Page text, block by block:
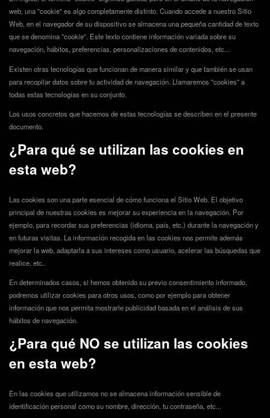
web, una "cookie" es algo completamente distinto. Cuando accede a nuestro Sitio
Web, en el navegador de su dispositivo se almacena una pequeña cantidad de texto
que se denomina "cookie". Este texto contiene información variada sobre su
navegación, hábitos, preferencias, personalizaciones de contenidos, etc...
Existen otras tecnologías que funcionan de manera similar y que también se usan
para recopilar datos sobre tu actividad de navegación. Llamaremos "cookies" a
todas estas tecnologías en su conjunto.
Los usos concretos que hacemos de estas tecnologías se describen en el presente
documento.
¿Para qué se utilizan las cookies en
esta web?
Las cookies son una parte esencial de cómo funciona el Sitio Web. El objetivo
principal de nuestras cookies es mejorar su experiencia en la navegación. Por
ejemplo, para recordar sus preferencias (idioma, país, etc.) durante la navegación y
en futuras visitas. La información recogida en las cookies nos permite además
mejorar la web, adaptarla a sus intereses como usuario, acelerar las búsquedas que
realice, etc..
En determinados casos, si hemos obtenido su previo consentimiento informado,
podremos utilizar cookies para otros usos, como por ejemplo para obtener
información que nos permita mostrarle publicidad basada en el análisis de sus
hábitos de navegación.
¿Para qué NO se utilizan las cookies
en esta web?
En las cookies que utilizamos no se almacena información sensible de
identificación personal como su nombre, dirección, tu contraseña, etc...